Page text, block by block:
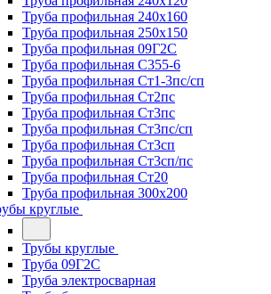
Труба профильная 240х160
Труба профильная 250х150
Труба профильная 09Г2С
Труба профильная С355-6
Труба профильная Ст1-3пс/сп
Труба профильная Ст2пс
Труба профильная Ст3пс
Труба профильная Ст3пс/сп
Труба профильная Ст3сп
Труба профильная Ст3сп/пс
Труба профильная Ст20
Труба профильная 300х200
круглые
Трубы круглые
Труба 09Г2С
Труба электросварная